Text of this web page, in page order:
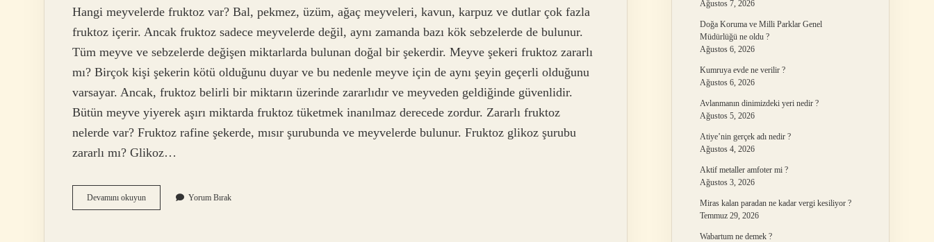
Hangi meyvelerde fruktoz var? Bal, pekmez, üzüm, ağaç meyveleri, kavun, karpuz ve dutlar çok fazla
fruktoz içerir. Ancak fruktoz sadece meyvelerde değil, aynı zamanda bazı kök sebzelerde de bulunur.
Tüm meyve ve sebzelerde değişen miktarlarda bulunan doğal bir şekerdir. Meyve şekeri fruktoz zararlı
mı? Birçok kişi şekerin kötü olduğunu duyar ve bu nedenle meyve için de aynı şeyin geçerli olduğunu
varsayar. Ancak, fruktoz belirli bir miktarın üzerinde zararlıdır ve meyveden geldiğinde güvenlidir.
Bütün meyve yiyerek aşırı miktarda fruktoz tüketmek inanılmaz derecede zordur. Zararlı fruktoz
nelerde var? Fruktoz rafine şekerde, mısır şurubunda ve meyvelerde bulunur. Fruktoz glikoz şurubu
zararlı mı? Glikoz…
Devamını okuyunMeyve
Fruktozu
Yorum Bırak
Ağustos 7, 2026
Doğa Koruma ve Milli Parklar Genel
Müdürlüğü ne oldu ?
Ağustos 6, 2026
Kumruya evde ne verilir ?
Ağustos 6, 2026
Avlanmanın dinimizdeki yeri nedir ?
Ağustos 5, 2026
Atiye’nin gerçek adı nedir ?
Ağustos 4, 2026
Aktif metaller amfoter mi ?
Ağustos 3, 2026
Miras kalan paradan ne kadar vergi kesiliyor ?
Temmuz 29, 2026
Wabartum ne demek ?